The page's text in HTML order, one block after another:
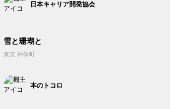
日本キャリア開発協会
雪と珊瑚と
東京 神保町
本のトコロ